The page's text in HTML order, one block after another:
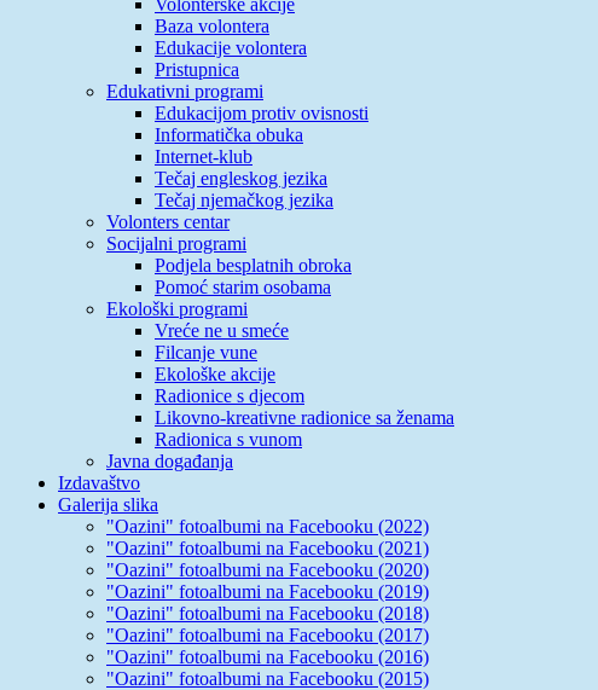
Baza volontera
Edukacije volontera
Pristupnica
Edukativni programi
Edukacijom protiv ovisnosti
Informatička obuka
Internet-klub
Tečaj engleskog jezika
Tečaj njemačkog jezika
Volonters centar
Socijalni programi
Podjela besplatnih obroka
Pomoć starim osobama
Ekološki programi
Vreće ne u smeće
Filcanje vune
Ekološke akcije
Radionice s djecom
Likovno-kreativne radionice sa ženama
Radionica s vunom
Javna događanja
Izdavaštvo
Galerija slika
"Oazini" fotoalbumi na Facebooku (2022)
"Oazini" fotoalbumi na Facebooku (2021)
"Oazini" fotoalbumi na Facebooku (2020)
"Oazini" fotoalbumi na Facebooku (2019)
"Oazini" fotoalbumi na Facebooku (2018)
"Oazini" fotoalbumi na Facebooku (2017)
"Oazini" fotoalbumi na Facebooku (2016)
"Oazini" fotoalbumi na Facebooku (2015)